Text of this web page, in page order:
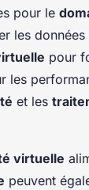
pour le
les données
pour
les
et les
virtuelle
peuvent